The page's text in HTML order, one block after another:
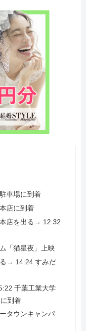
車場に到着
店に到着
店を出る→ 12:32
「猫星夜」上映
→ 14:24 すみだ
千葉工業大学
到着
タウンキャンパ